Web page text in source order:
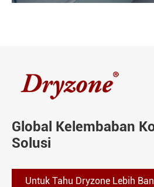
Global Kelembaban
Solusi
Untuk Tahu Dryzone Lebih